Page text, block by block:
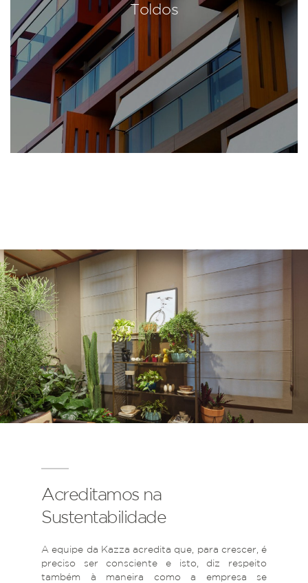
Toldos
Acreditamos na
Sustentabilidade
A equipe da Kazza acredita que, para crescer, é
preciso ser consciente e isto, diz respeito
também à maneira como a empresa se